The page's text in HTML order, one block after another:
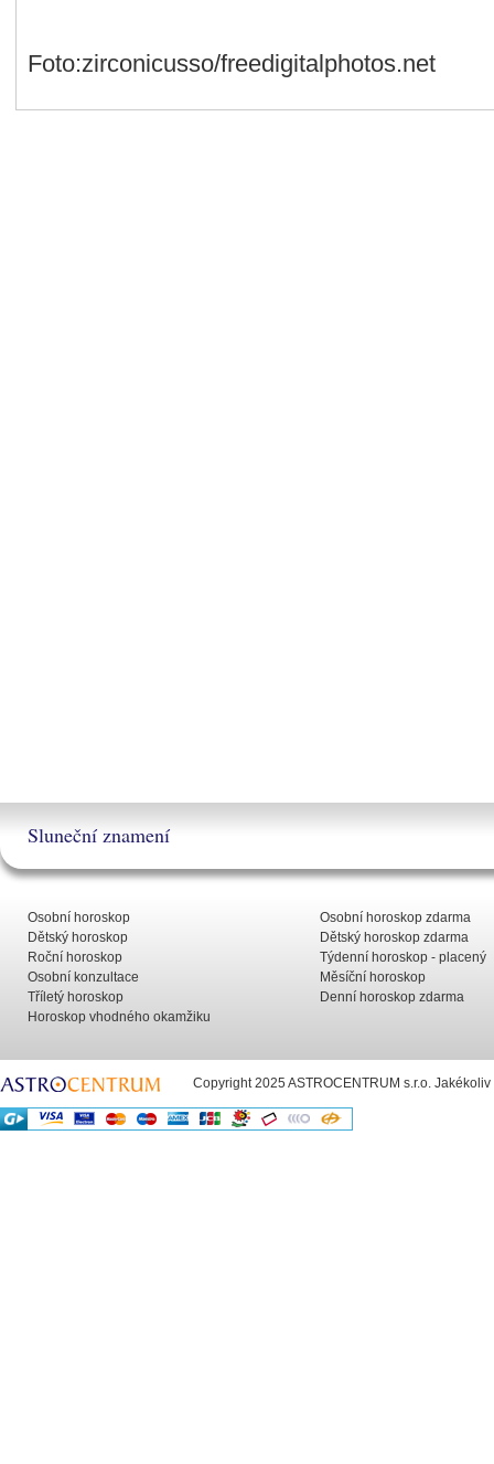
Foto:zirconicusso/freedigitalphotos.net
Sluneční znamení
Osobní horoskop
Dětský horoskop
Roční horoskop
Osobní konzultace
Tříletý horoskop
Horoskop vhodného okamžiku
Osobní horoskop zdarma
Dětský horoskop zdarma
Týdenní horoskop - placený
Měsíční horoskop
Denní horoskop zdarma
Copyright 2025 ASTROCENTRUM s.r.o.